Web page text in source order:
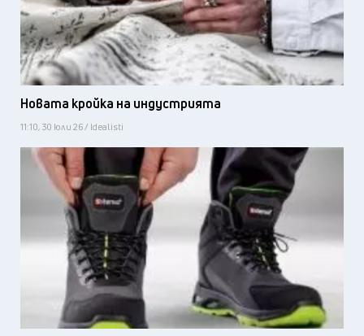
Новата кройка на индустрията
11:10, 30 юли 26 / Idealisti